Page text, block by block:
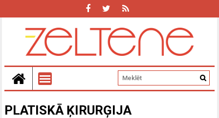
PLATISKĀ ĶIRURĢIJA